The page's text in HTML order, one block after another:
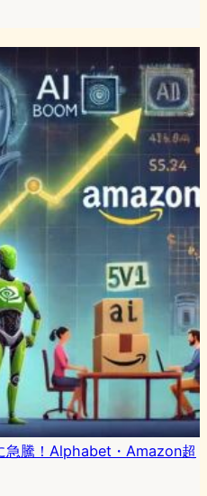
急騰！Alphabet・Amazon超